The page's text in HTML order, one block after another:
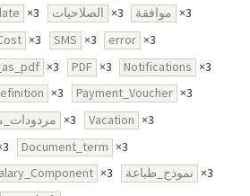
×3 الصلاحيات ×3 موافقة ×3
×3 SMS ×3 error ×3
×3 PDF ×3 Notifications ×3
×3 Payment_Voucher ×3
×3 Vacation ×3
Document_term ×3
×3 نموذج_طباعة ×3